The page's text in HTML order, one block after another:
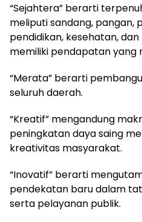
“Sejahtera” berarti
meliputi sandang, pangan,
pendidikan, kesehatan,
memiliki pendapatan yang
“Merata” berarti
seluruh daerah.
“Kreatif” mengandung
peningkatan daya saing
kreativitas masyarakat.
“Inovatif” berarti
pendekatan baru dalam
serta pelayanan publik.